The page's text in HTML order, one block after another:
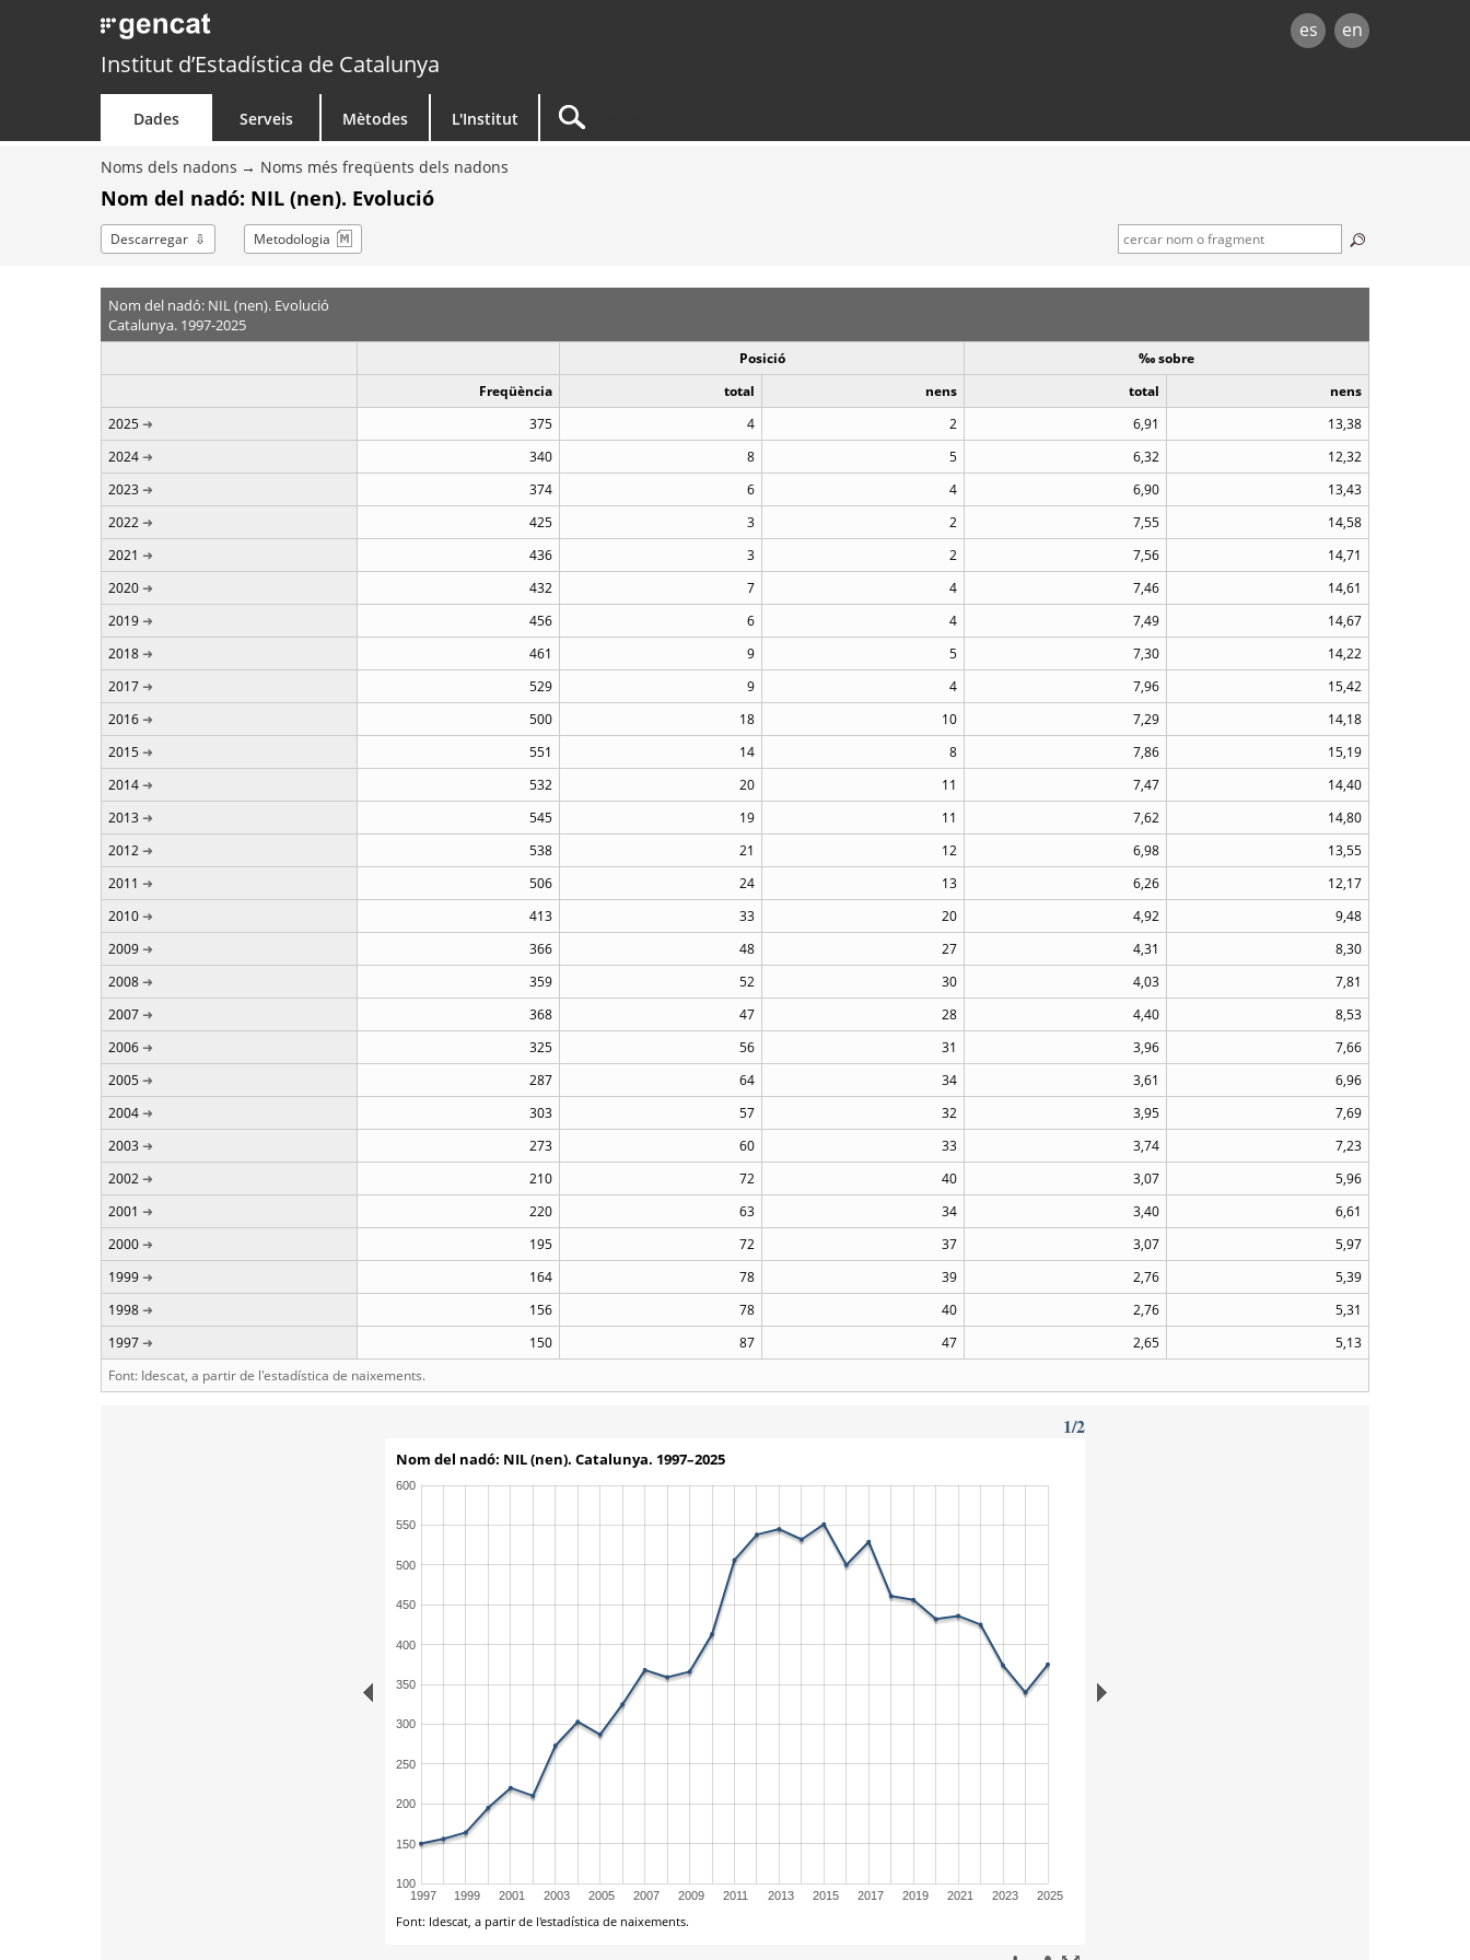
es en
Institut d’Estadística de Catalunya
Dades Serveis Mètodes L'Institut
Noms dels nadons Noms més freqüents dels nadons
Nom del nadó: NIL (nen). Evolució
Descarregar Metodologia
Nom del nadó: NIL (nen). Evolució
Catalunya. 1997-2025
Posició
‰ sobre
Freqüència
total nens total
nens
2025
375 4 2 6,91
13,38
2024
340 8 5 6,32
12,32
2023
374 6 4 6,90
13,43
2022
425 3 2 7,55
14,58
2021
436 3 2 7,56
14,71
2020
432 7 4 7,46
14,61
2019
456 6 4 7,49
14,67
2018
461 9 5 7,30
14,22
2017
529 9 4 7,96
15,42
2016
500 18 10 7,29
14,18
2015
551 14 8 7,86
15,19
2014
532 20 11 7,47
14,40
2013
545 19 11 7,62
14,80
2012
538 21 12 6,98
13,55
2011
506 24 13 6,26
12,17
2010
413 33 20 4,92
9,48
2009
366 48 27 4,31
8,30
2008
359 52 30 4,03
7,81
2007
368 47 28 4,40
8,53
2006
325 56 31 3,96
7,66
2005
287 64 34 3,61
6,96
2004
303 57 32 3,95
7,69
2003
273 60 33 3,74
7,23
2002
210 72 40 3,07
5,96
2001
220 63 34 3,40
6,61
2000
195 72 37 3,07
5,97
1999
164 78 39 2,76
5,39
1998
156 78 40 2,76
5,31
1997
150 87 47 2,65
5,13
Font: Idescat, a partir de l'estadística de naixements.